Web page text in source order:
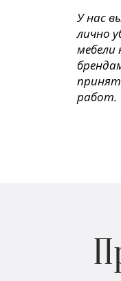
У нас
лично
мебели
работ.